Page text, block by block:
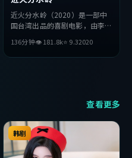
近火分水岭（2020）是一部中
国台湾出品的喜剧电影，由李沧
等主演。影片在叙事与视听上力
求突破，探讨人性与抉择，节奏
136分钟👁181.8k⭐ 9.32020
查看更多
韩剧